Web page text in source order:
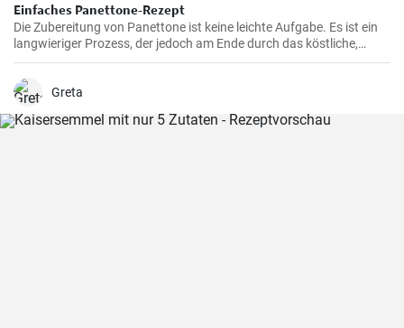
Einfaches Panettone-Rezept
Die Zubereitung von Panettone ist keine leichte Aufgabe. Es ist ein
langwieriger Prozess, der jedoch am Ende durch das köstliche,
weiche und süße Ergebnis belohnt wird. Dieses traditionelle
italienische Brot ist besonders in der Weihnachtszeit beliebt, aber in
meiner Familie ist es eine Ganzjahresleckerei
Greta